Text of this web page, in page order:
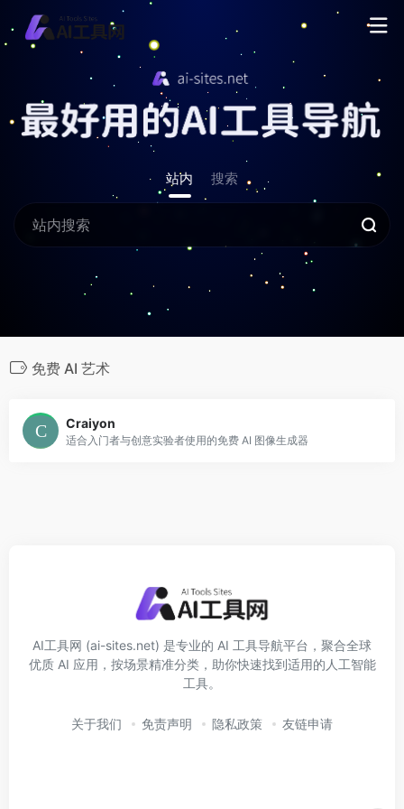
站内 搜索
免费 AI 艺术
Craiyon
适合入门者与创意实验者使用的免费 AI 图像生成器
AI工具网 (ai-sites.net) 是专业的 AI 工具导航平台，聚合全球
优质 AI 应用，按场景精准分类，助你快速找到适用的人工智能
工具。
关于我们 免责声明 隐私政策 友链申请